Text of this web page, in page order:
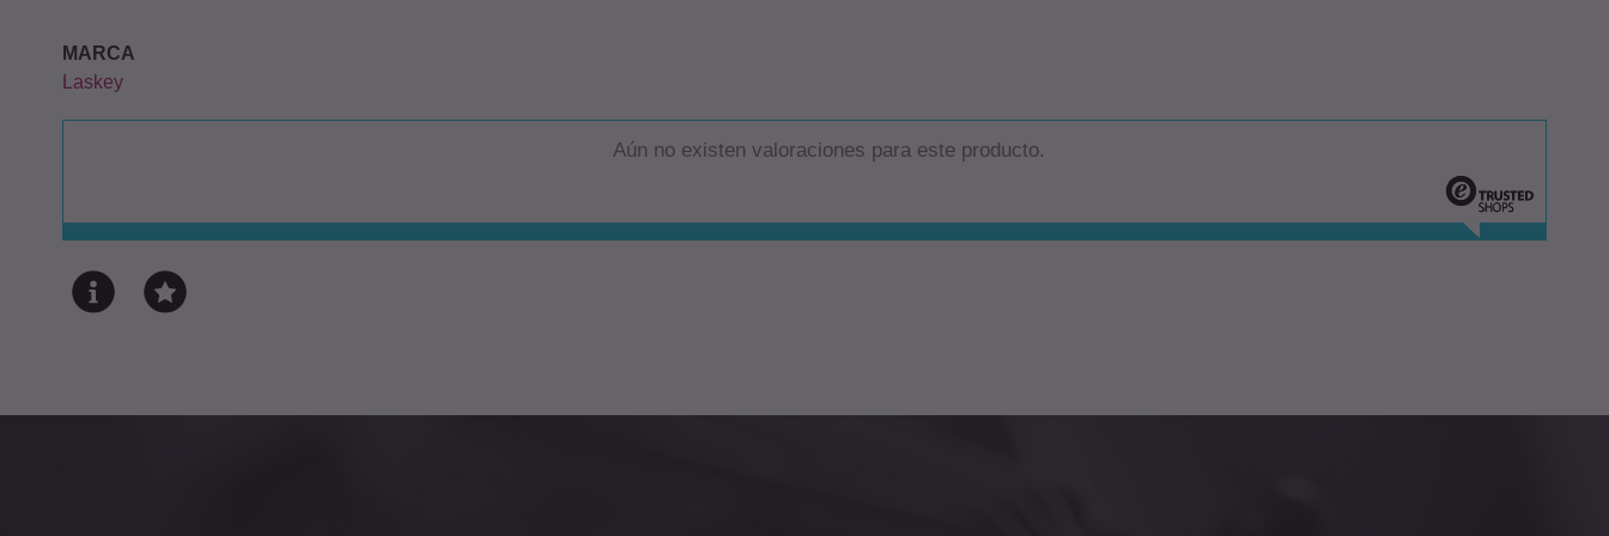
MARCA
Laskey
Aún no existen valoraciones para este producto.